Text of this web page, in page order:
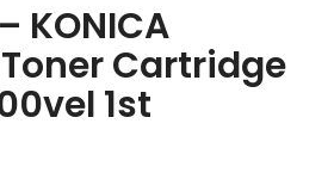
KONICA
Toner Cartridge
1st